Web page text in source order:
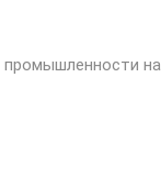
промышленности